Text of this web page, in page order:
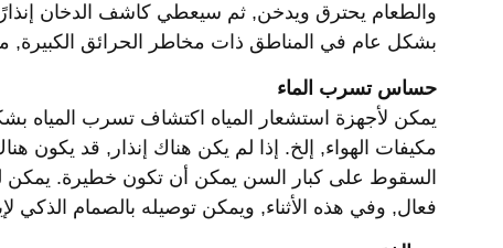
والطعام يحترق ويدخن, ثم سيعطي كاشف الدخان
بشكل عام في المناطق ذات مخاطر الحرائق الكبيرة,
حساس تسرب الماء
يمكن لأجهزة استشعار المياه اكتشاف تسرب المياه
مكيفات الهواء, إلخ. إذا لم يكن هناك إنذار, قد
السقوط على كبار السن يمكن أن تكون خطيرة. يمكن
فعال, وفي هذه الأثناء, ويمكن توصيله بالصمام الذكي